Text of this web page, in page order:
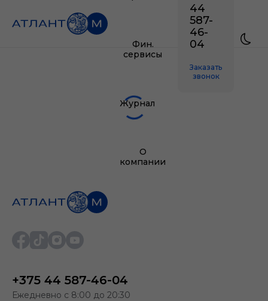
Фин.
сервисы
Журнал
О
компании
44
587-
46-
04
Заказать
звонок
+375 44 587-46-04
Ежедневно с 8:00 до 20:30